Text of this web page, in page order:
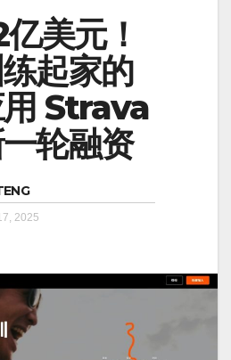
美元！
起家的
Strava
轮融资
2025